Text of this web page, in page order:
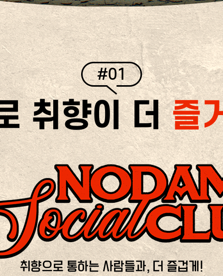
#01
취향이 더즐
취향으로 통하는 사람들과, 더 즐겁게!